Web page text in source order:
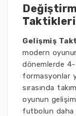
Gelişmiş
modern
dönemlerde
formasyonlar
sırasında
oyunun
futbolun daha